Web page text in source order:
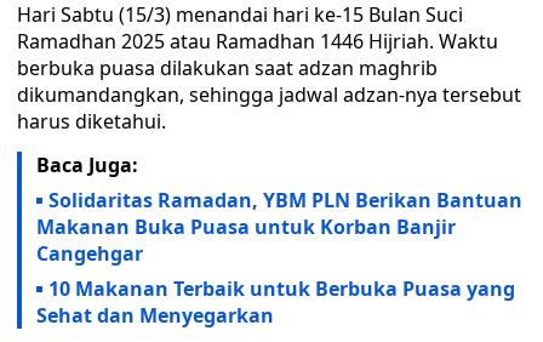
Hari Sabtu (15/3) menandai hari ke-15 Bulan Suci
Ramadhan 2025 atau Ramadhan 1446 Hijriah. Waktu
berbuka puasa dilakukan saat adzan maghrib
dikumandangkan, sehingga jadwal adzan-nya tersebut
harus diketahui.
Baca Juga:
Solidaritas Ramadan, YBM PLN Berikan Bantuan
Makanan Buka Puasa untuk Korban Banjir
Cangehgar
10 Makanan Terbaik untuk Berbuka Puasa yang
Sehat dan Menyegarkan